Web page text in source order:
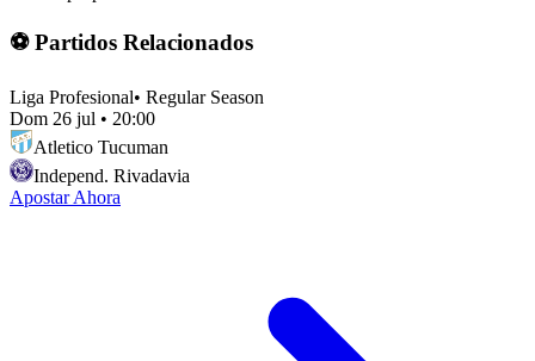
⚽ Partidos Relacionados
Liga Profesional• Regular Season
Dom 26 jul • 20:00
Atletico Tucuman
Independ. Rivadavia
Apostar Ahora